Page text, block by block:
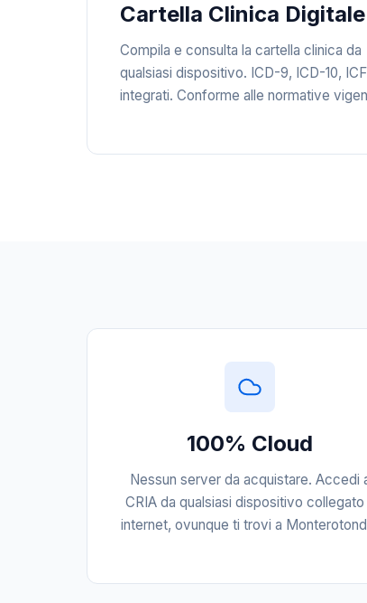
Cartella Clinica Digitale
Compila e consulta la cartella clinica da
qualsiasi dispositivo. ICD-9, ICD-10, ICF
integrati. Conforme alle normative
100% Cloud
Nessun server da acquistare. Accedi
CRIA da qualsiasi dispositivo collegato
internet, ovunque ti trovi a